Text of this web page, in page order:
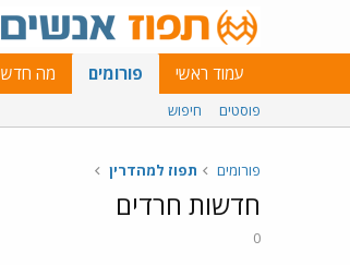
עמוד ראשי פורומים מה חדש
פוסטים חיפוש
פורומים תפוז למהדרין
חדשות חרדים
0